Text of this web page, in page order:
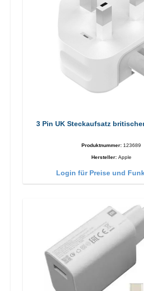
3 Pin UK Steckaufsatz
Produktnummer: 123689
Hersteller: Apple
Login für Preise und